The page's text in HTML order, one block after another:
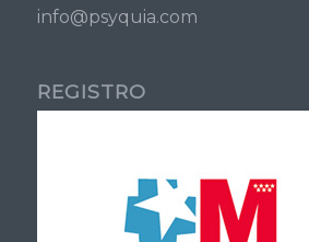
info@psyquia.com
REGISTRO